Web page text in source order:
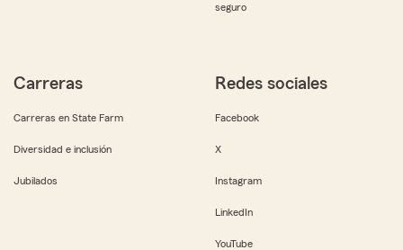
seguro
Carreras
Carreras en State Farm
Diversidad e inclusión
Jubilados
Redes sociales
Facebook
X
Instagram
LinkedIn
YouTube